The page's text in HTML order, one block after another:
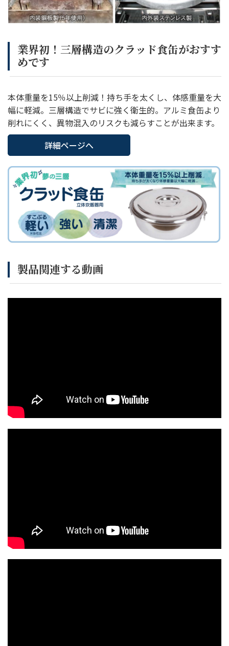
業界初！三層構造のクラッド食缶がおすす
めです
本体重量を15％以上削減！持ち手を太くし、体感重量を大
幅に軽減。三層構造でサビに強く衛生的。アルミ食缶より
削れにくく、異物混入のリスクも減らすことが出来ます。
詳細ページへ
製品関連する動画